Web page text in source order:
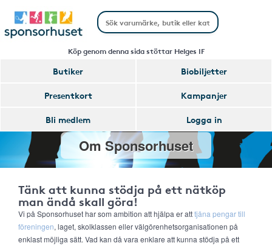
Köp genom denna sida stöttar Helges IF
Butiker
Biobiljetter
Presentkort
Kampanjer
Bli medlem
Logga in
Om Sponsorhuset
Tänk att kunna stödja på ett nätköp
man ändå skall göra!
Vi på Sponsorhuset har som ambition att hjälpa er atttjäna pengar till
föreningen, laget, skolklassen eller välgörenhetsorganisationen på
enklast möjliga sätt. Vad kan då vara enklare att kunna stödja på ett